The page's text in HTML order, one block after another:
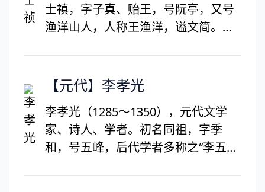
士禛，字子真、贻王，号阮亭，又号
渔洋山人，人称王渔洋，谥文简。新
博学好古，能鉴别书、画、鼎彝之
朱彝尊并称。书法高秀似晋人。康熙
时继钱谦益而主盟诗坛。论诗创神韵
说。早年诗作清丽澄淡，中年以后转
【元代】李孝光
李孝光（1285～1350），元代文学
家、诗人、学者。初名同祖，字季
和，号五峰，后代学者多称之“李五